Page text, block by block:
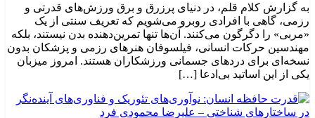
به گزارش کلام قلم، در دنیای پرزرق و برق ورزش‌های قدرتی و
رزمی، گاهی با افرادی روبرو می‌شویم که تعریف سنتی از یک
«مربی» را دگرگون می‌کنند. آن‌ها تنها تمرین‌دهنده بدن نیستند، بلکه
مهندسین حرکات انسانی، فیلسوفان هنرهای رزمی و پزشکان بدون
نسخه‌ای برای دردهای جسمانی ورزشکاران هستند. امروز میزبان
یکی از این اساتید بی‌ادعا […]